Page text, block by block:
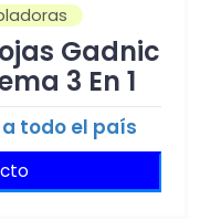
Gadnic
3 En 1
a todo el país